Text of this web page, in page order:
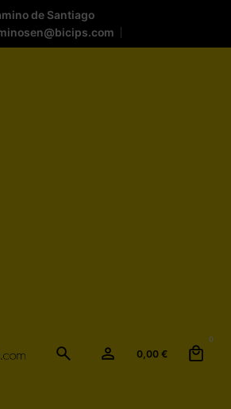
de Santiago
0,00 €
0